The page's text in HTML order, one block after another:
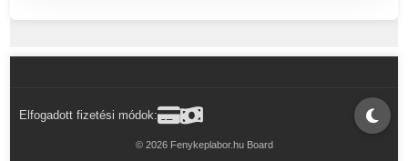
Elfogadott fizetési módok:
© 2026 Fenykeplabor.hu Board